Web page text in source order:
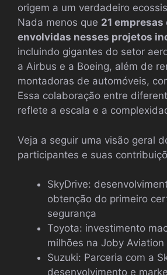
origem a um verdadeiro
Nada menos que 21 empresas
envolvidas nesses projetos
incluindo gigantes do setor
a Airbus e a Boeing, além de
montadoras de automóveis,
Essa colaboração entre
reflete a escala e a
Veja a seguir uma visão geral
participantes e suas
SkyDrive:
obtenção do primeiro
segurança
Toyota: investimento
milhões na Joby Aviation
Suzuki: Parceria com a
desenvolvimento e